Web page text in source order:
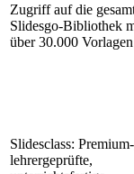
Zugriff auf die
Slidesgo-Bibliothek
über 30.000 Vorlagen
Slidesclass:
lehrergeprüfte,